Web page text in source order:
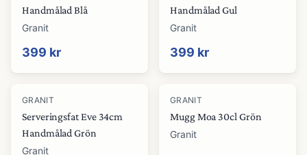
Handmålad Blå
Granit
399 kr
Handmålad Gul
Granit
399 kr
GRANIT
Serveringsfat Eve 34cm
Handmålad Grön
Granit
GRANIT
Mugg Moa 30cl Grön
Granit